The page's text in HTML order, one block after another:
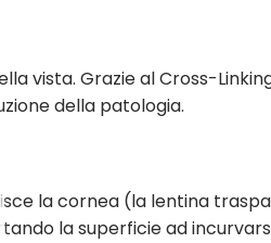
vista. Grazie al Cross-
della patologia.
la cornea (la lentina
la superficie ad